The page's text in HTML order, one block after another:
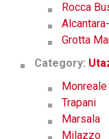
Rocca
Grotta
Category:
Monreale
Trapani
Marsala
Milazzo